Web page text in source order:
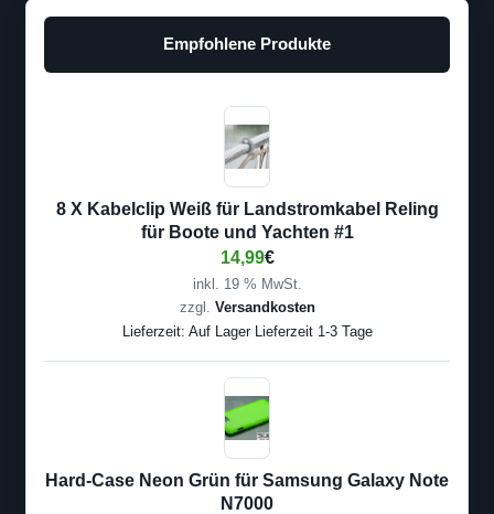
Empfohlene Produkte
8 X Kabelclip Weiß für Landstromkabel Reling
für Boote und Yachten #1
14,99€
inkl. 19 % MwSt.
zzgl. Versandkosten
Lieferzeit: Auf Lager Lieferzeit 1-3 Tage
Hard-Case Neon Grün für Samsung Galaxy Note
N7000